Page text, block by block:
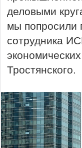
деловыми
мы попросили
сотрудника
Тростянского.